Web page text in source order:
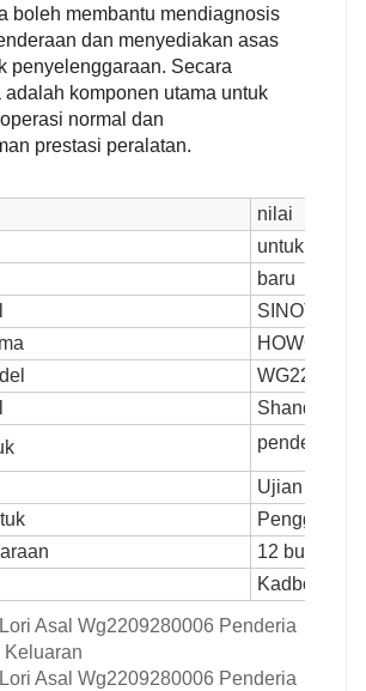
boleh membantu mendiagnosis
dan menyediakan asas
penyelenggaraan. Secara
adalah komponen utama untuk
normal dan
prestasi peralatan.
nilai
untuk
baru
SINOTRUK
HOWO
Shandong,
penderia
Ujian
12 bulan
Kadbod